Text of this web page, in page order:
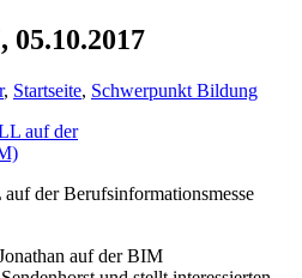
, Startseite, Schwerpunkt Bildung
der Berufsinformationsmesse
auf der BIM